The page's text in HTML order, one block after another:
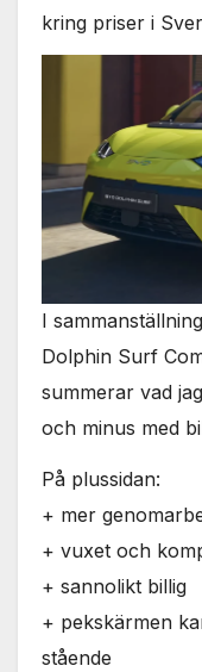
kring priser i
I
Dolphin Surf
summerar vad
och minus med
På plussidan:
+ mer
+ vuxet och
+ sannolikt billig
+ pekskärmen
stående